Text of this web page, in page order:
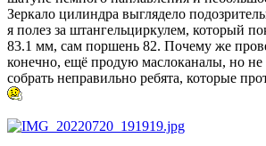
Зеркало цилиндра выглядело
я полез за штангельциркулем, который
83.1 мм, сам поршень 82. Почему же
конечно, ещё продую маслоканалы, но не
собрать неправильно ребята, которые